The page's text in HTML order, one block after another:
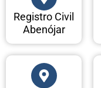
Registro Civil
Abenójar